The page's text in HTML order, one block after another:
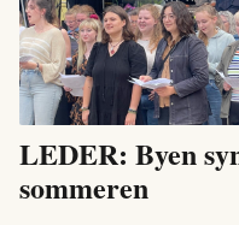
LEDER: Byen
sommeren